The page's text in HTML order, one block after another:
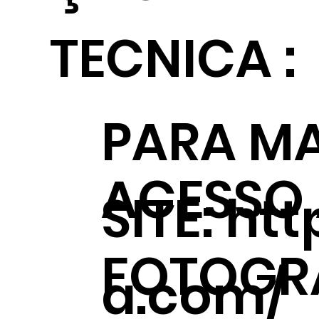
PARA
SITE:
a.com/
TECNICA :